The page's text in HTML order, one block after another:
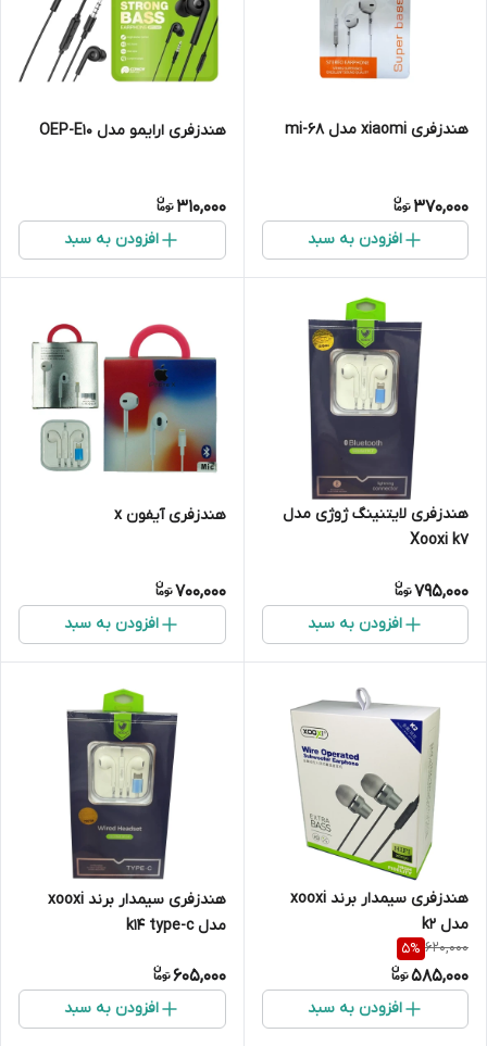
هندزفری xiaomi مدل mi-68
370,000
افزودن به سبد
هندزفری ارایمو مدل OEP-E10
310,000
افزودن به سبد
هندزفری لایتنینگ ژوژی مدل
Xooxi k7
795,000
افزودن به سبد
هندزفری آیفون x
700,000
افزودن به سبد
هندزفری سیمدار برند xooxi
مدل k2
620,000
5%
585,000
افزودن به سبد
هندزفری سیمدار برند xooxi
مدل k14 type-c
605,000
افزودن به سبد